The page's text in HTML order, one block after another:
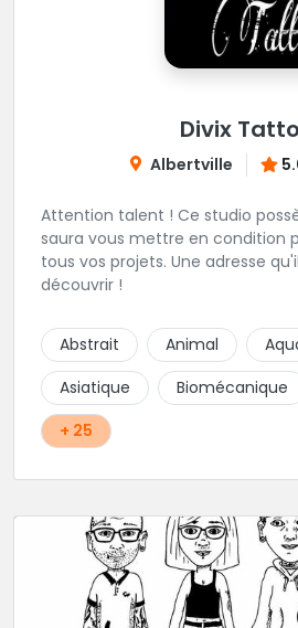
Divix
Albertville
Attention talent ! Ce studio
saura vous mettre en condition
tous vos projets. Une adresse
découvrir !
Abstrait Animal
Asiatique
Biomécanique
+ 25